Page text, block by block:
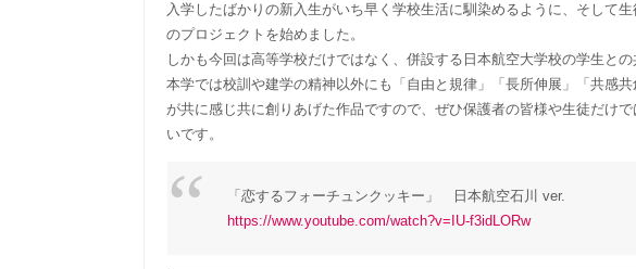
入学したばかりの新入生がいち早く学校生活に馴染めるように、そして
のプロジェクトを始めました。
しかも今回は高等学校だけではなく、併設する日本航空大学校の学生との
本学では校訓や建学の精神以外にも「自由と規律」「長所伸展」「共感
が共に感じ共に創りあげた作品ですので、ぜひ保護者の皆様や生徒だけ
いです。
「恋するフォーチュンクッキー」 日本航空石川 ver.
https://www.youtube.com/watch?v=IU-f3idLORw